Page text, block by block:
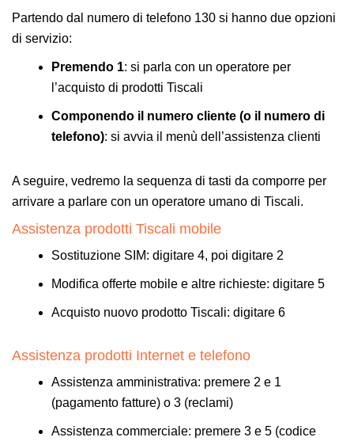
Partendo dal numero di telefono 130 si hanno due opzioni
di servizio:
Premendo 1: si parla con un operatore per
l’acquisto di prodotti Tiscali
Componendo il numero cliente (o il numero di
telefono): si avvia il menù dell’assistenza clienti
A seguire, vedremo la sequenza di tasti da comporre per
arrivare a parlare con un operatore umano di Tiscali.
Assistenza prodotti Tiscali mobile
Sostituzione SIM: digitare 4, poi digitare 2
Modifica offerte mobile e altre richieste: digitare 5
Acquisto nuovo prodotto Tiscali: digitare 6
Assistenza prodotti Internet e telefono
Assistenza amministrativa: premere 2 e 1
(pagamento fatture) o 3 (reclami)
Assistenza commerciale: premere 3 e 5 (codice